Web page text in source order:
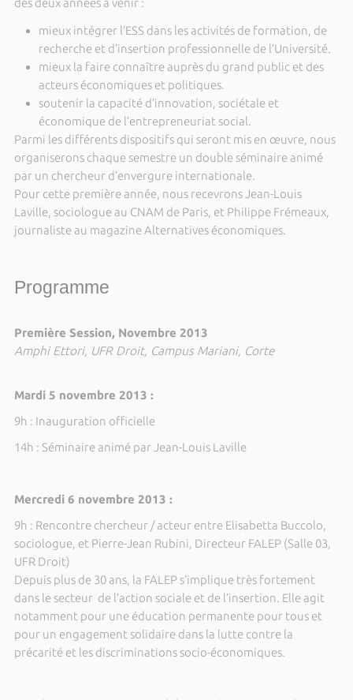
des deux années à venir :
mieux intégrer l’ESS dans les activités de formation, de
recherche et d’insertion professionnelle de l’Université.
mieux la faire connaître auprès du grand public et des
acteurs économiques et politiques.
soutenir la capacité d’innovation, sociétale et
économique de l’entrepreneuriat social.
Parmi les différents dispositifs qui seront mis en œuvre, nous
organiserons chaque semestre un double séminaire animé
par un chercheur d’envergure internationale.
Pour cette première année, nous recevrons Jean-Louis
Laville, sociologue au CNAM de Paris, et Philippe Frémeaux,
journaliste au magazine Alternatives économiques.
Programme
Première Session, Novembre 2013
Amphi Ettori, UFR Droit, Campus Mariani, Corte
Mardi 5 novembre 2013 :
9h : Inauguration officielle
14h : Séminaire animé par Jean-Louis Laville
Mercredi 6 novembre 2013 :
9h : Rencontre chercheur / acteur entre Elisabetta Buccolo,
sociologue, et Pierre-Jean Rubini, Directeur FALEP (Salle 03,
UFR Droit)
Depuis plus de 30 ans, la FALEP s’implique très fortement
dans le secteur de l’action sociale et de l’insertion. Elle agit
notamment pour une éducation permanente pour tous et
pour un engagement solidaire dans la lutte contre la
précarité et les discriminations socio-économiques.